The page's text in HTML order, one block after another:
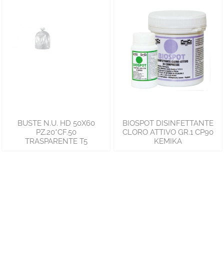
BUSTE N.U. HD 50X60
PZ.20*CF.50
TRASPARENTE T5
BIOSPOT DISINFETTANTE
CLORO ATTIVO GR.1 CP90
KEMIKA